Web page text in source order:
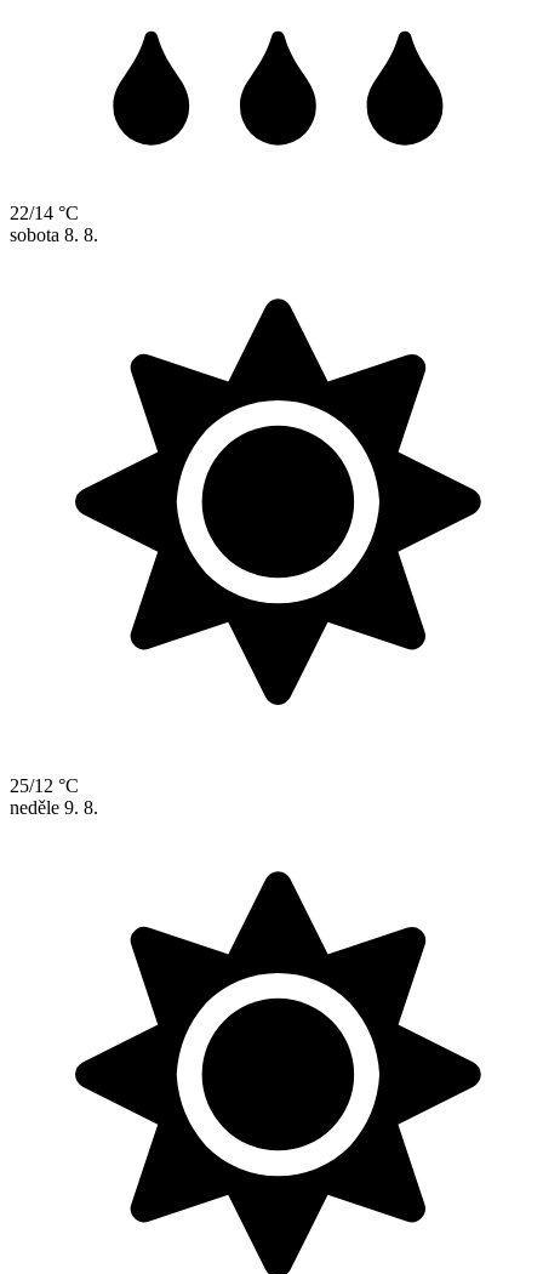
22/14 °C
sobota 8. 8.
25/12 °C
neděle 9. 8.